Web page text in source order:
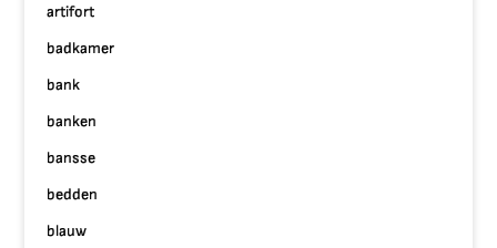
artifort
badkamer
bank
banken
bansse
bedden
blauw